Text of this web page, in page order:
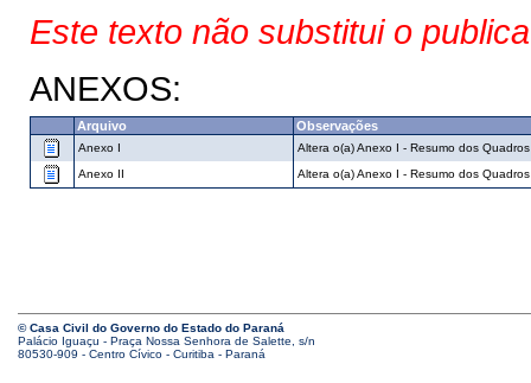
Este texto não substitui o
ANEXOS:
Arquivo Observações
Anexo I
Altera o(a) Anexo I - Resumo dos
Anexo II
Altera o(a) Anexo I - Resumo dos
© Casa Civil do Governo do Estado do Paraná
Palácio Iguaçu - Praça Nossa Senhora de Salette, s/n
80530-909 - Centro Cívico - Curitiba - Paraná